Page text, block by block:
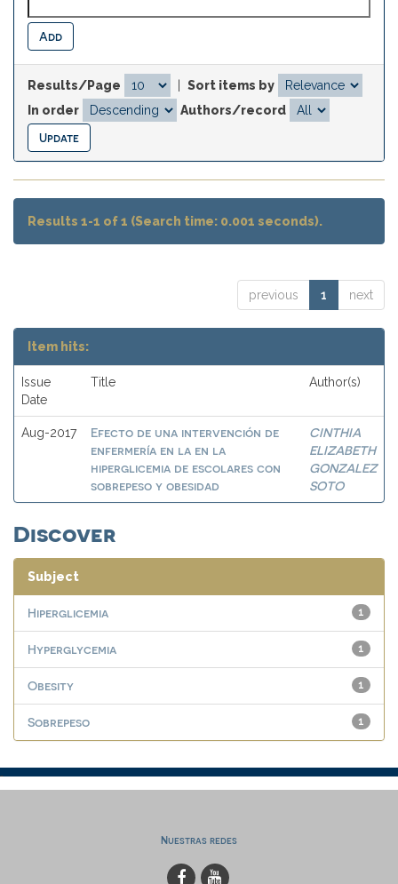
Results/Page
Sort items by
In order
Authors/record
Results 1-1 of 1 (Search time: 0.001 seconds).
previous 1 next
Item hits:
Issue
Date
Title Author(s)
Aug-2017
Efecto de una intervención de
enfermería en la en la
hiperglicemia de escolares con
sobrepeso y obesidad
CINTHIA
ELIZABETH
GONZALEZ
SOTO
Discover
Subject
1
Hiperglicemia
1
Hyperglycemia
1
Obesity
1
Sobrepeso
Nuestras redes